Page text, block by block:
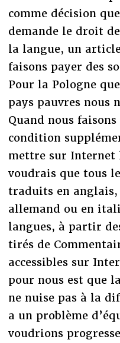
comme décision
demande le droit
la langue, un
faisons payer des
Pour la Pologne
pays pauvres nous
Quand nous
condition
mettre sur Internet
voudrais que tous
traduits en anglais,
allemand ou en
langues, à partir
tirés de
accessibles sur
pour nous est que
ne nuise pas à la
a un problème
voudrions